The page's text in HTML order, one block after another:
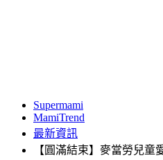
Supermami
MamiTrend
最新資訊
【圓滿結束】麥當勞兒童